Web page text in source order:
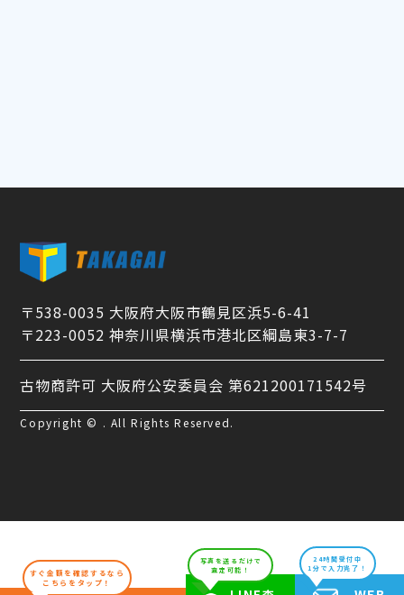
〒538-0035 大阪府大阪市鶴見区浜5-6-41
〒223-0052 神奈川県横浜市港北区綱島東3-7-7
古物商許可 大阪府公安委員会 第621200171542号
Copyright © . All Rights Reserved.
すぐ金額を確認するなら
こちらをタップ！
写真を送るだけで
査定可能！
24時間受付中
1分で入力完了！